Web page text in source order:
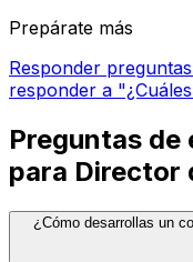
Prepárate más
Responder
responder a
Preguntas
para Director
¿Cómo desarrollas un